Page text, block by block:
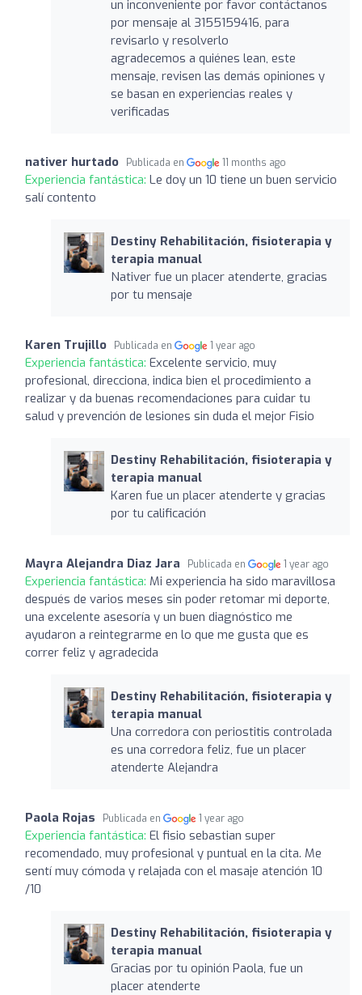
un inconveniente por favor contáctanos
por mensaje al 3155159416, para
revisarlo y resolverlo
agradecemos a quiénes lean, este
mensaje, revisen las demás opiniones y
se basan en experiencias reales y
verificadas
nativer hurtado Publicada en 11 months ago
Experiencia fantástica: Le doy un 10 tiene un buen servicio
salí contento
Destiny Rehabilitación, fisioterapia y
terapia manual
Nativer fue un placer atenderte, gracias
por tu mensaje
Karen Trujillo Publicada en 1 year ago
Experiencia fantástica: Excelente servicio, muy
profesional, direcciona, indica bien el procedimiento a
realizar y da buenas recomendaciones para cuidar tu
salud y prevención de lesiones sin duda el mejor Fisio
Destiny Rehabilitación, fisioterapia y
terapia manual
Karen fue un placer atenderte y gracias
por tu calificación
Mayra Alejandra Diaz Jara Publicada en 1 year ago
Experiencia fantástica: Mi experiencia ha sido maravillosa
después de varios meses sin poder retomar mi deporte,
una excelente asesoría y un buen diagnóstico me
ayudaron a reintegrarme en lo que me gusta que es
correr feliz y agradecida
Destiny Rehabilitación, fisioterapia y
terapia manual
Una corredora con periostitis controlada
es una corredora feliz, fue un placer
atenderte Alejandra
Paola Rojas Publicada en 1 year ago
Experiencia fantástica: El fisio sebastian super
recomendado, muy profesional y puntual en la cita. Me
sentí muy cómoda y relajada con el masaje atención 10
/10
Destiny Rehabilitación, fisioterapia y
terapia manual
Gracias por tu opinión Paola, fue un
placer atenderte